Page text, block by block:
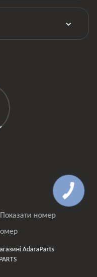
номер